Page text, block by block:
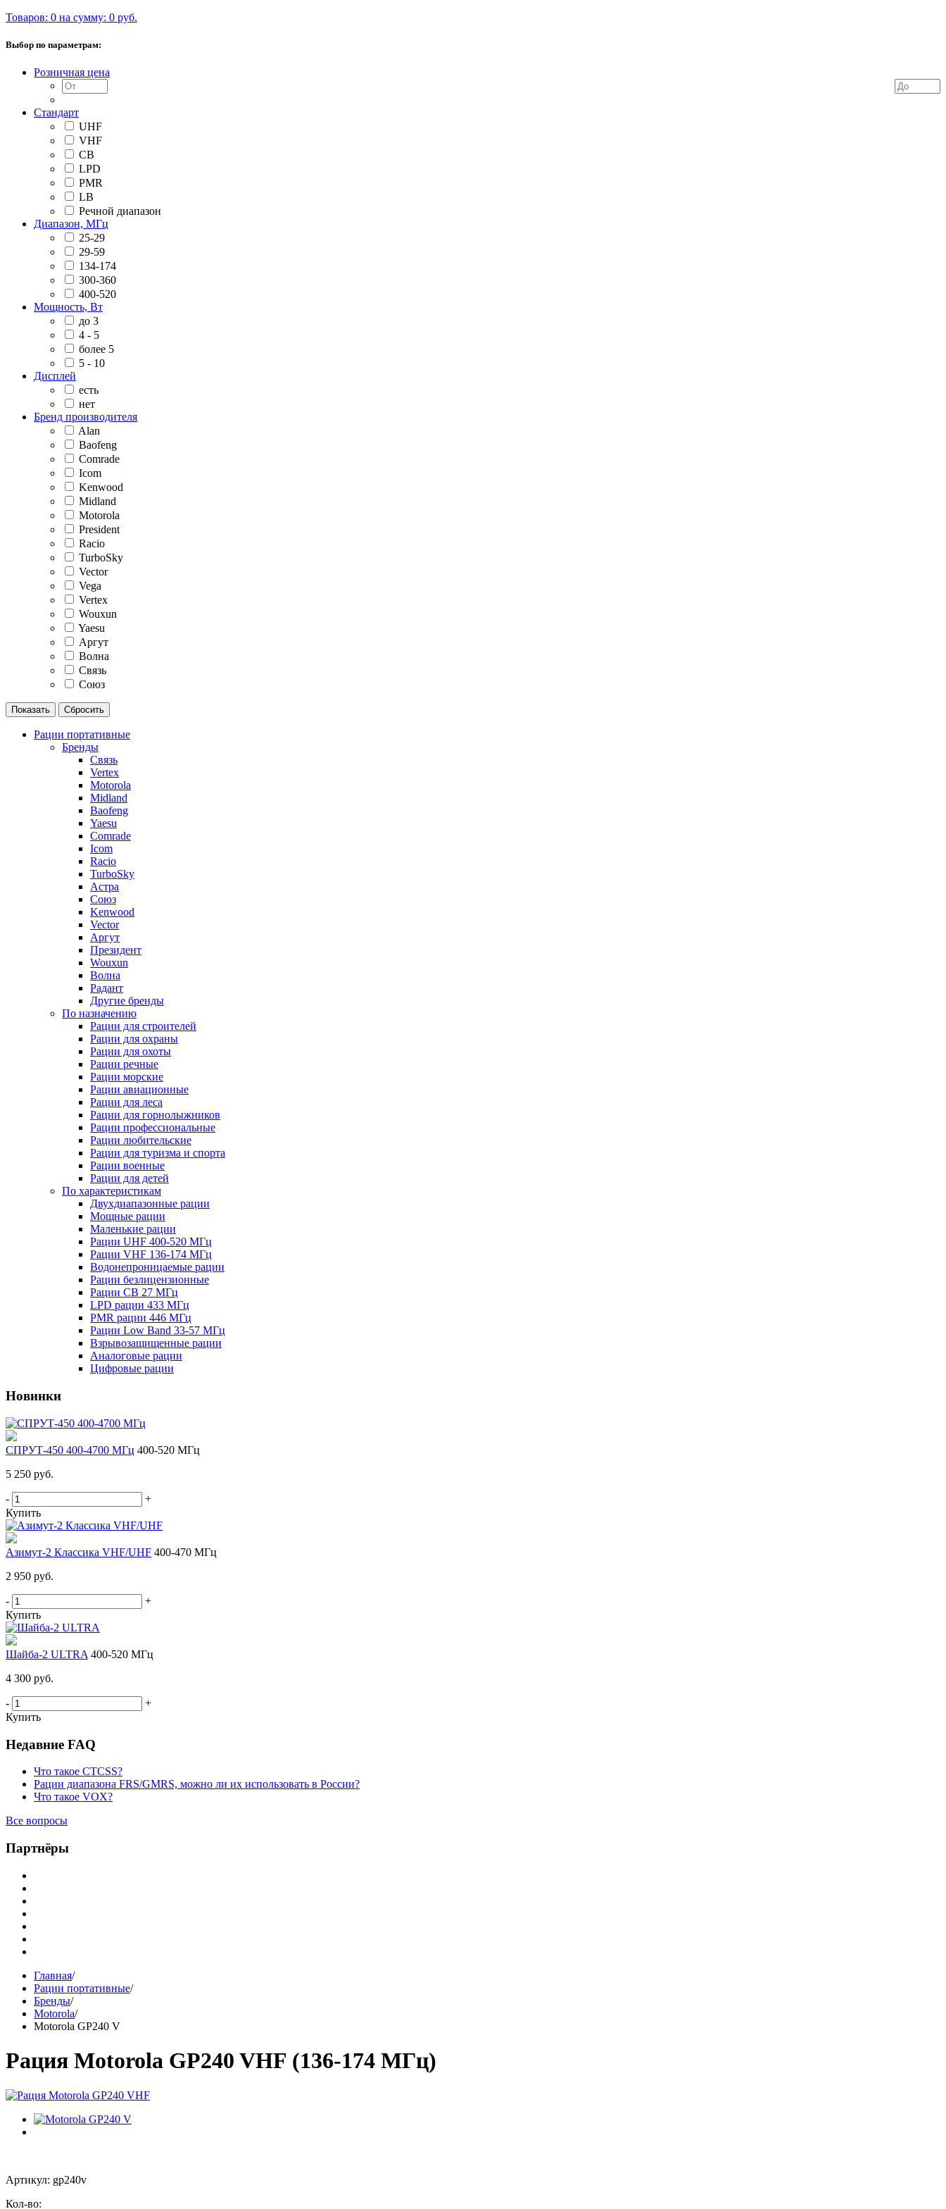
Товаров: 0 на сумму: 0 руб.
Выбор по параметрам:
Розничная цена
Стандарт
UHF
VHF
CB
LPD
PMR
LB
Речной диапазон
Диапазон, МГц
25-29
29-59
134-174
300-360
400-520
Мощность, Вт
до 3
4 - 5
более 5
5 - 10
Дисплей
есть
нет
Бренд производителя
Alan
Baofeng
Comrade
Icom
Kenwood
Midland
Motorola
President
Racio
TurboSky
Vector
Vega
Vertex
Wouxun
Yaesu
Аргут
Волна
Связь
Союз
Рации портативные
Бренды
Связь
Vertex
Motorola
Midland
Baofeng
Yaesu
Comrade
Icom
Racio
TurboSky
Астра
Союз
Kenwood
Vector
Аргут
Президент
Wouxun
Волна
Радант
Другие бренды
По назначению
Рации для строителей
Рации для охраны
Рации для охоты
Рации речные
Рации морские
Рации авиационные
Рации для леса
Рации для горнолыжников
Рации профессиональные
Рации любительские
Рации для туризма и спорта
Рации военные
Рации для детей
По характеристикам
Двухдиапазонные рации
Мощные рации
Маленькие рации
Рации UHF 400-520 МГц
Рации VHF 136-174 МГц
Водонепроницаемые рации
Рации безлицензионные
Рации CB 27 МГц
LPD рации 433 МГц
PMR рации 446 МГц
Рации Low Band 33-57 МГц
Взрывозащищенные рации
Аналоговые рации
Цифровые рации
Новинки
СПРУТ-450 400-4700 МГц 400-520 МГц
5 250 руб.
-
+
Купить
Азимут-2 Классика VHF/UHF 400-470 МГц
2 950 руб.
-
+
Купить
Шайба-2 ULTRA 400-520 МГц
4 300 руб.
-
+
Купить
Недавние FAQ
Что такое CTCSS?
Рации диапазона FRS/GMRS, можно ли их использовать в России?
Что такое VOX?
Все вопросы
Партнёры
Главная/
Рации портативные/
Бренды/
Motorola/
Motorola GP240 V
Рация Motorola GP240 VHF (136-174 МГц)
Артикул: gp240v
Кол-во: